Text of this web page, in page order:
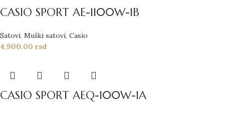
CASIO SPORT AE-1100W-1B
Satovi, Muški satovi, Casio
4,900.00 rsd
CASIO SPORT AEQ-100W-1A